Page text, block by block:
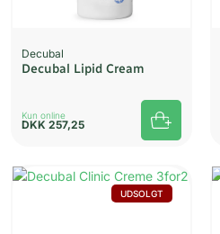
Decubal
Decubal Lipid Cream
Kun online
DKK 257,25
UDSOLGT